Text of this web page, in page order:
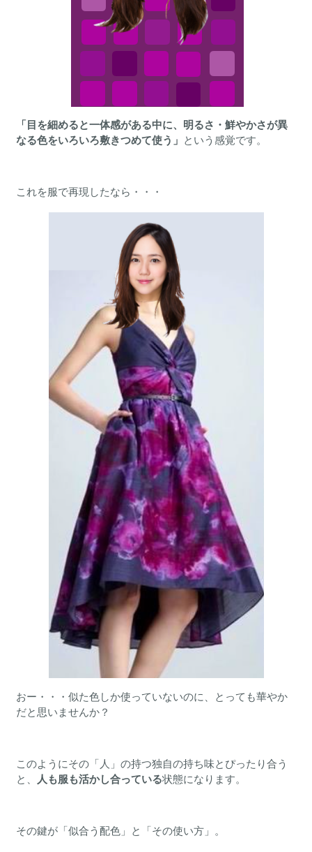
「目を細めると一体感がある中に、明るさ・鮮やかさが異
なる色をいろいろ敷きつめて使う」 という感覚です。
これを服で再現したなら・・・
おー・・・似た色しか使っていないのに、とっても華やか
だと思いませんか？
このようにその「人」の持つ独自の持ち味とぴったり合う
と、
人も服も活かし合っている状態になります。
その鍵が「似合う配色」と「その使い方」。